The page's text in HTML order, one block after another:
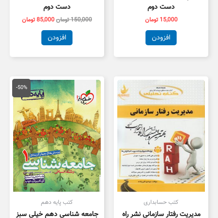
دست دوم
15,000 تومان
افزودن
دست دوم
150,000تومان85,000تومان
افزودن
کتب حسابداری
مدیریت رفتار سازمانی نشر راه
-50%
کتب پایه دهم
جامعه شناسی دهم خیلی سبز
قیمت
اصلی
50,000 تومان
بود.
قیمت
فعلی
است.